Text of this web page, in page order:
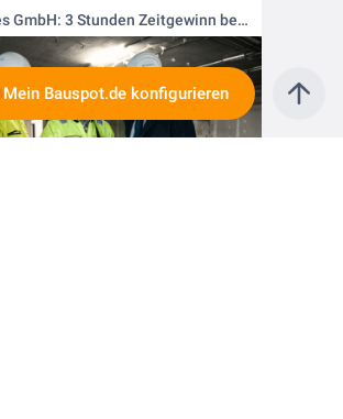
Hüttenés GmbH: 3 Stunden Zeitgewinn bei der Qualitätssicherung
Mein Bauspot.de konfigurieren